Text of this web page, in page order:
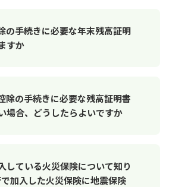
の手続きに必要な年末残高証明
すか
除の手続きに必要な残高証明書
場合、どうしたらよいですか
している火災保険について知り
加入した火災保険に地震保険